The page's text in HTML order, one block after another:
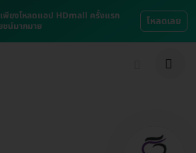
พียงโหลดแอป HDmall ครั้งแรก
ชน์มากมาย
โหลดเลย